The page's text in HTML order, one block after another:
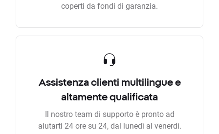
coperti da fondi di garanzia.
Assistenza clienti multilingue e
altamente qualificata
Il nostro team di supporto è pronto ad
aiutarti 24 ore su 24, dal lunedì al venerdì.